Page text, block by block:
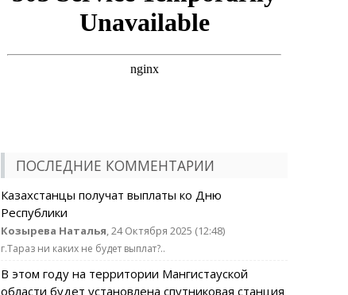
ПОСЛЕДНИЕ КОММЕНТАРИИ
Казахстанцы получат выплаты ко Дню
Республики
Козырева Наталья, 24 Октября 2025 (12:48)
г.Тараз ни каких не будет выплат?..
В этом году на территории Мангистауской
области будет установлена спутниковая станция